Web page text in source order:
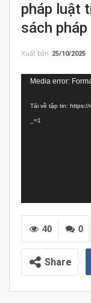
pháp luật
sách
Xuất bản 25/10/2025
Trình
Video
Media error:
Tải về tập tin: https://
_=1
0
40
Share